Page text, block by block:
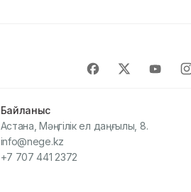
Байланыс
Астана, Мәңгілік ел даңғылы, 8.
info@nege.kz
+7 707 441 2372